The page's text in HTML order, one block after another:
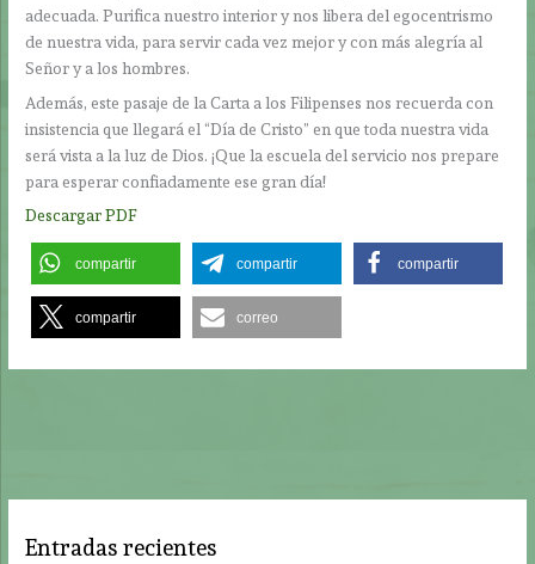
adecuada. Purifica nuestro interior y nos libera del egocentrismo
de nuestra vida, para servir cada vez mejor y con más alegría al
Señor y a los hombres.
Además, este pasaje de la Carta a los Filipenses nos recuerda con
insistencia que llegará el “Día de Cristo” en que toda nuestra vida
será vista a la luz de Dios. ¡Que la escuela del servicio nos prepare
para esperar confiadamente ese gran día!
Descargar PDF
compartir compartir compartir
compartir correo
Entradas recientes